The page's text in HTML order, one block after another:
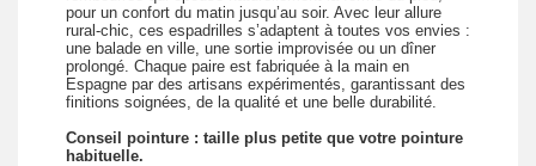
pour un confort du matin jusqu’au soir. Avec leur allure
rural-chic, ces espadrilles s’adaptent à toutes vos envies :
une balade en ville, une sortie improvisée ou un dîner
prolongé. Chaque paire est fabriquée à la main en
Espagne par des artisans expérimentés, garantissant des
finitions soignées, de la qualité et une belle durabilité.
Conseil pointure : taille plus petite que votre pointure
habituelle.